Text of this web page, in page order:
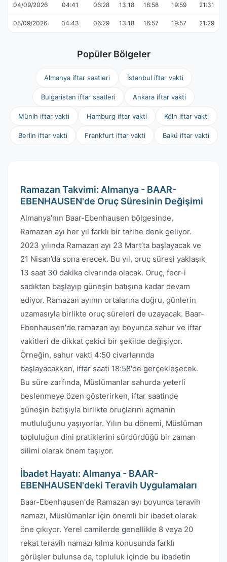
04/09/2026 04:41 06:28 13:18 16:58 19:59 21:31
05/09/2026 04:43 06:29 13:18 16:57 19:57 21:29
Popüler Bölgeler
Almanya iftar saatleri İstanbul iftar vakti
Bulgaristan iftar saatleri Ankara iftar vakti
Münih iftar vakti Hamburg iftar vakti Köln iftar vakti
Berlin iftar vakti Frankfurt iftar vakti Bakü iftar vakti
Ramazan Takvimi: Almanya - BAAR-
EBENHAUSEN'de Oruç Süresinin Değişimi
Almanya'nın Baar-Ebenhausen bölgesinde,
Ramazan ayı her yıl farklı bir tarihe denk geliyor.
2023 yılında Ramazan ayı 23 Mart’ta başlayacak ve
21 Nisan’da sona erecek. Bu yıl, oruç süresi yaklaşık
13 saat 30 dakika civarında olacak. Oruç, fecr-i
sadıktan başlayıp güneşin batışına kadar devam
ediyor. Ramazan ayının ortalarına doğru, günlerin
uzamasıyla birlikte oruç süreleri de uzayacak. Baar-
Ebenhausen'de ramazan ayı boyunca sahur ve iftar
vakitleri de dikkat çekici bir şekilde değişiyor.
Örneğin, sahur vakti 4:50 civarlarında
başlayacakken, iftar saati 18:58'de gerçekleşecek.
Bu süre zarfında, Müslümanlar sahurda yeterli
beslenmeye özen gösterirken, iftar saatinde
güneşin batışıyla birlikte oruçlarını açmanın
mutluluğunu yaşıyorlar. Yılın bu dönemi, Müslüman
topluluğun dini pratiklerini sürdürdüğü bir zaman
dilimi olarak önem taşıyor.
İbadet Hayatı: Almanya - BAAR-
EBENHAUSEN'deki Teravih Uygulamaları
Baar-Ebenhausen'de Ramazan ayı boyunca teravih
namazı, Müslümanlar için önemli bir ibadet olarak
öne çıkıyor. Yerel camilerde genellikle 8 veya 20
rekat teravih namazı kılma konusunda farklı
görüşler bulunsa da, topluluk içinde bu ibadetin